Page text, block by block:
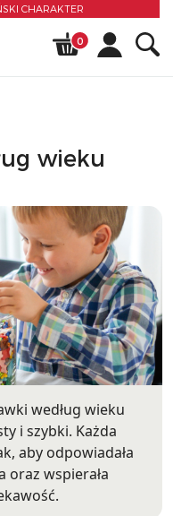
CHARAKTER
0
wieku
według wieku
i szybki. Każda
aby odpowiadała
oraz wspierała